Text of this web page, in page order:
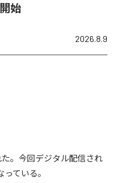
始
2026.8.9
た。今回デジタル配信され
ている。